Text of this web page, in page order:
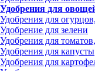
Удобрения для
Удобрения для
Удобрение для зелени
Удобрения для
Удобрения для капусты
Удобрения для